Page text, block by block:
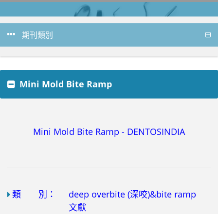
期刊類別
Mini Mold Bite Ramp
Mini Mold Bite Ramp - DENTOSINDIA
類 別：
deep overbite (深咬)&bite ramp
文獻